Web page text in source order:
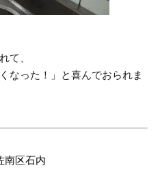
て、
なった！」と喜んでおられま
南区石内